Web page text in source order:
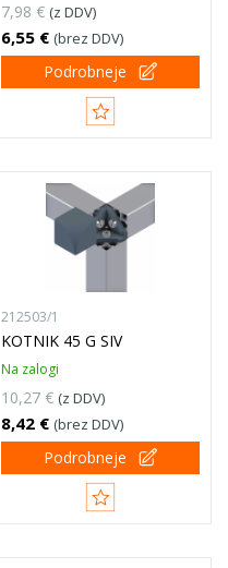
7,98 € (z DDV)
6,55 € (brez DDV)
Podrobneje
212503/1
KOTNIK 45 G SIV
Na zalogi
10,27 € (z DDV)
8,42 € (brez DDV)
Podrobneje